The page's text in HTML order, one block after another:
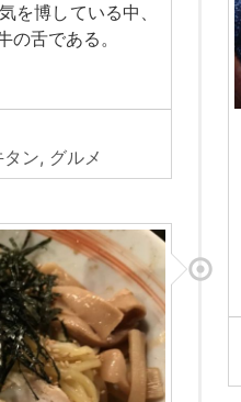
を博している中、
舌である。
タン, グルメ